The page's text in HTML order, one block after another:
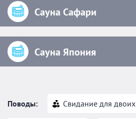
Сауна Сафари
Сауна Япония
Поводы: Свидание для двоих